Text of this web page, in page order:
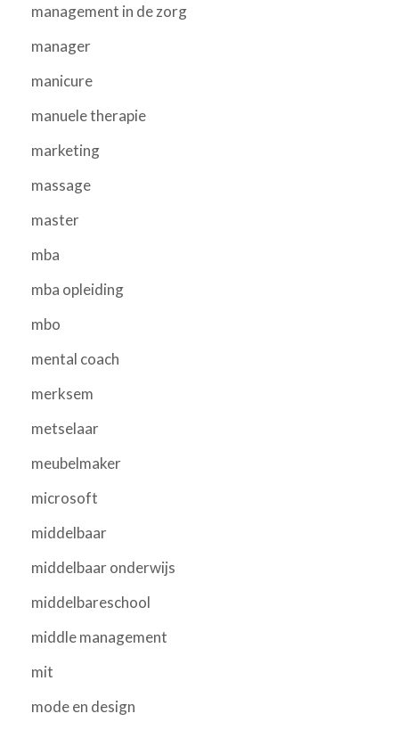
management in de zorg
manager
manicure
manuele therapie
marketing
massage
master
mba
mba opleiding
mbo
mental coach
merksem
metselaar
meubelmaker
microsoft
middelbaar
middelbaar onderwijs
middelbareschool
middle management
mit
mode en design